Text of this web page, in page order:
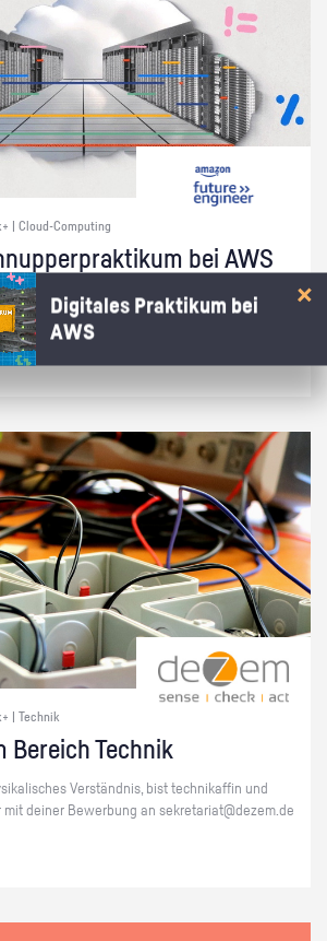
| Cloud-Computing
bei AWS
Le­ague auf dei­nen Bild­schirm? Ent­de­cke in
Cloud das mög­lich macht!
| Technik
Be­reich Tech­nik
Ver­ständ­nis, bist tech­ni­kaf­fin und
mit dei­ner Be­wer­bung an se­kre­ta­ri­at@​dezem.​de
Digitales Praktikum bei
AWS